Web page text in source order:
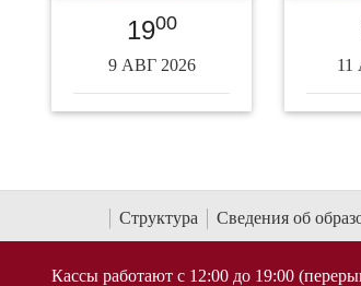
1900
9 АВГ 2026 11
Структура Сведения об
Кассы работают с 12:00 до 19:00